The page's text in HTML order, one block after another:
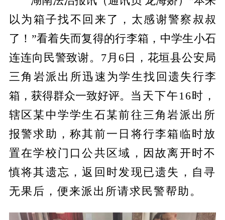
以为箱子找不回来了，太感谢警察叔叔
了！”看着失而复得的行李箱，中学生小石
连连向民警致谢。7月6日，花垣县公安局
三角岩派出所迅速为学生找回遗失行李
箱，获得群众一致好评。 当天下午16时，
辖区某中学学生石某前往三角岩派出所
报警求助，称其前一日将行李箱临时放
置在学校门口公共区域，因故离开时不
慎将其遗忘，返回时发现已遗失，自寻
无果后，便来派出所请求民警帮助。